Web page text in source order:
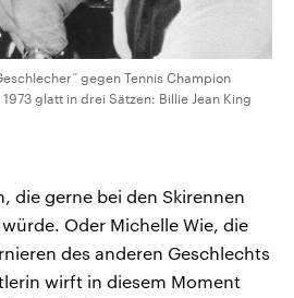
gegen Tennis Champion
glatt in drei Sätzen: Billie Jean King
die gerne bei den Skirennen
Oder Michelle Wie, die
des anderen Geschlechts
wirft in diesem Moment